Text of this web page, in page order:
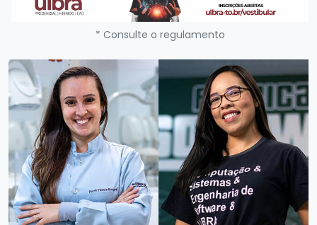
* Consulte o regulamento